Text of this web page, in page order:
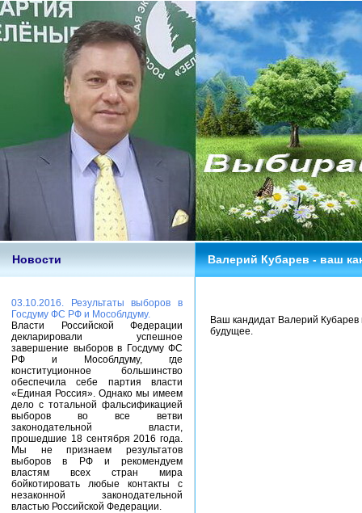
Новости Валерий Кубарев - ваш
03.10.2016. Результаты выборов в
Госдуму ФС РФ и Мособлдуму.
Власти Российской Федерации
декларировали успешное
завершение выборов в Госдуму ФС
РФ и Мособлдуму, где
конституционное большинство
обеспечила себе партия власти
«Единая Россия». Однако мы имеем
дело с тотальной фальсификацией
выборов во все ветви
законодательной власти,
прошедшие 18 сентября 2016 года.
Мы не признаем результатов
выборов в РФ и рекомендуем
властям всех стран мира
бойкотировать любые контакты с
незаконной законодательной
властью Российской Федерации.
Ваш кандидат Валерий Кубарев
будущее.